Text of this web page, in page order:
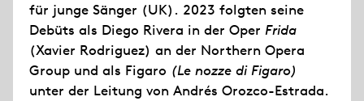
für junge Sänger (UK). 2023 folgten seine
Debüts als Diego Rivera in der Oper Frida
(Xavier Rodriguez) an der Northern Opera
Group und als Figaro (Le nozze di Figaro)
unter der Leitung von Andrés Orozco-Estrada.